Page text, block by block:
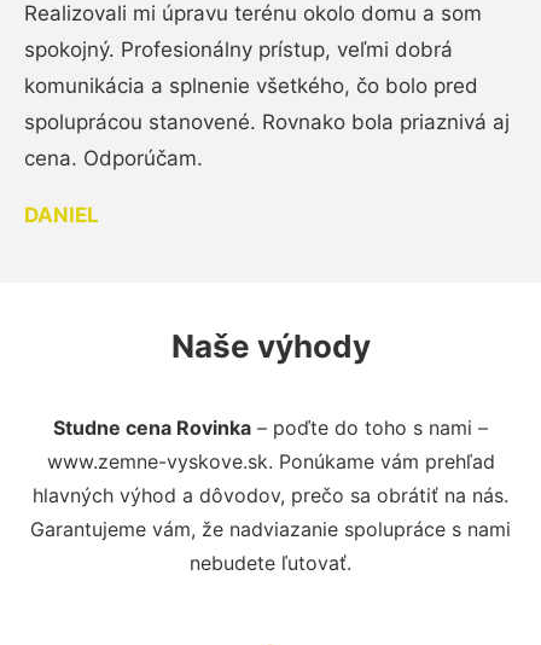
Realizovali mi úpravu terénu okolo domu a som
spokojný. Profesionálny prístup, veľmi dobrá
komunikácia a splnenie všetkého, čo bolo pred
spoluprácou stanovené. Rovnako bola priaznivá aj
cena. Odporúčam.
DANIEL
Naše výhody
Studne cena Rovinka – poďte do toho s nami –
www.zemne-vyskove.sk. Ponúkame vám prehľad
hlavných výhod a dôvodov, prečo sa obrátiť na nás.
Garantujeme vám, že nadviazanie spolupráce s nami
nebudete ľutovať.